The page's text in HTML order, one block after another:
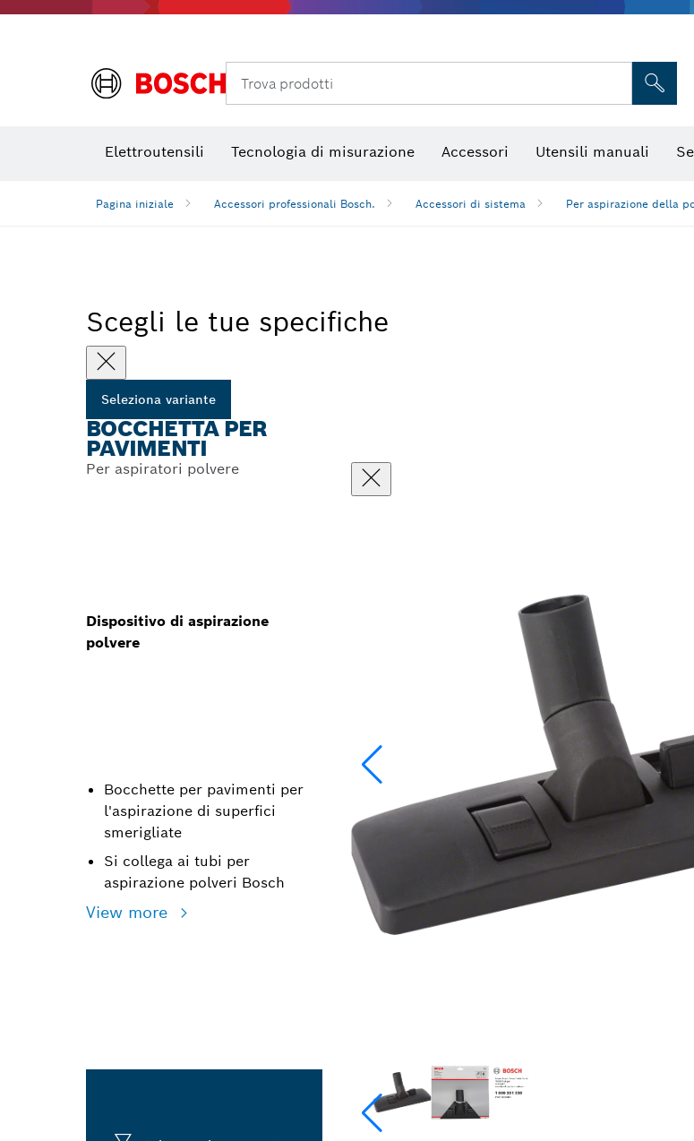
Trova prodotti
Elettroutensili Tecnologia di misurazione Accessori Utensili manuali
Pagina iniziale Accessori professionali Bosch. Accessori di sistema Per aspirazione della
Scegli le tue specifiche
Seleziona variante
BOCCHETTA PER
PAVIMENTI
Per aspiratori polvere
Dispositivo di aspirazione
polvere
Bocchette per pavimenti per
l'aspirazione di superfici
smerigliate
Si collega ai tubi per
aspirazione polveri Bosch
View more